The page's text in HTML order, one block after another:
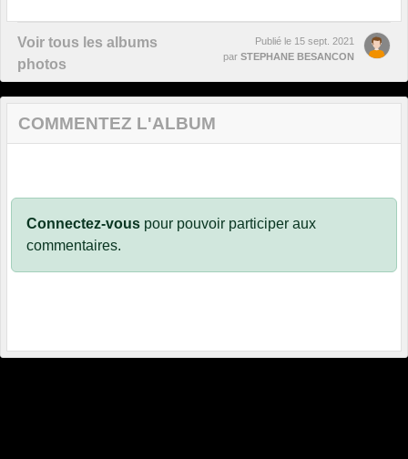
Voir tous les albums
photos
Publié le 15 sept. 2021
par STEPHANE BESANCON
COMMENTEZ L'ALBUM
Connectez-vous pour pouvoir participer aux
commentaires.